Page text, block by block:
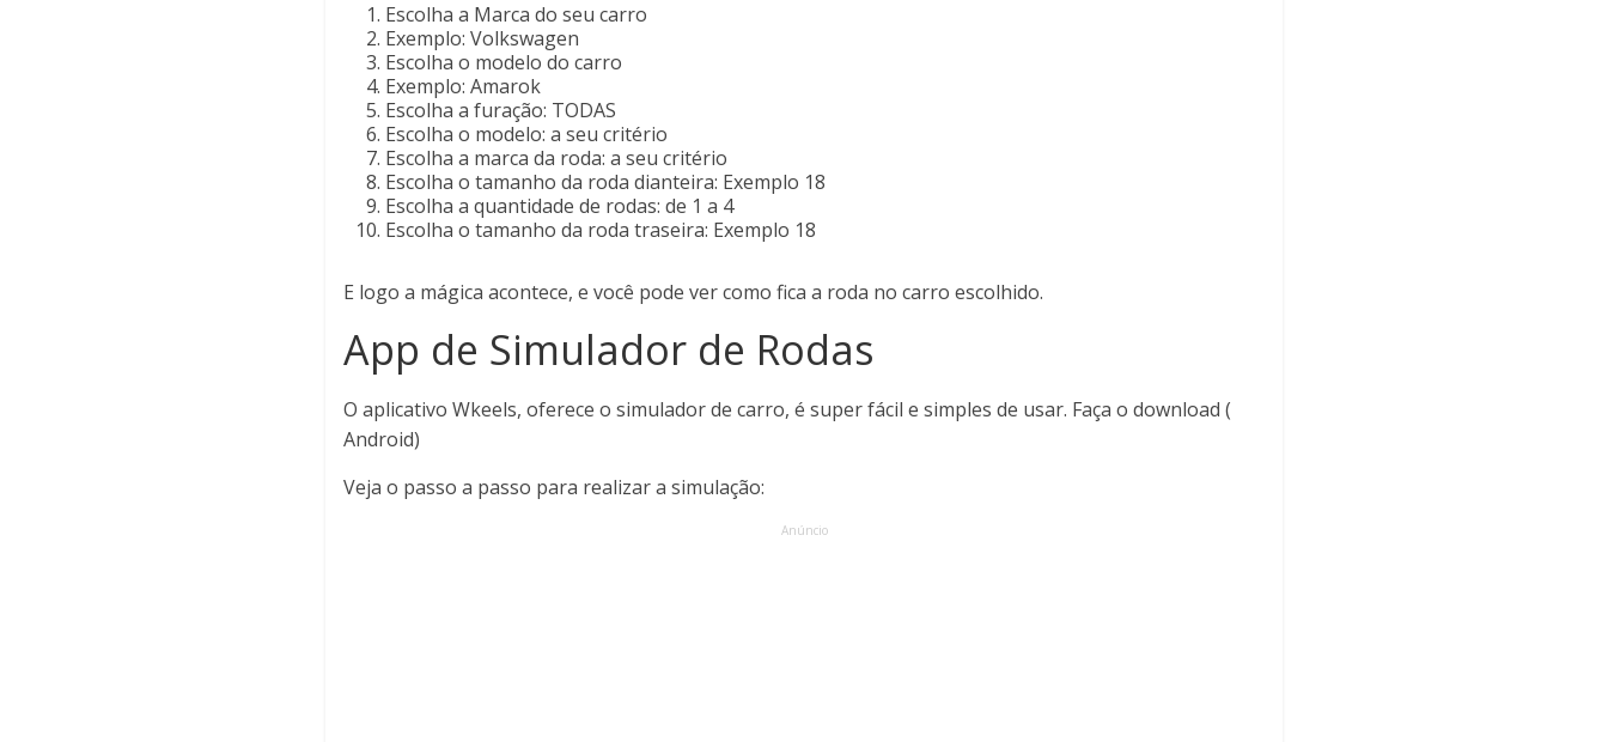
Escolha a Marca do seu carro
Exemplo: Volkswagen
Escolha o modelo do carro
Exemplo: Amarok
Escolha a furação: TODAS
Escolha o modelo: a seu critério
Escolha a marca da roda: a seu critério
Escolha o tamanho da roda dianteira: Exemplo 18
Escolha a quantidade de rodas: de 1 a 4
Escolha o tamanho da roda traseira: Exemplo 18
E logo a mágica acontece, e você pode ver como fica a roda no carro escolhido.
App de Simulador de Rodas
O aplicativo Wkeels, oferece o simulador de carro, é super fácil e simples de usar. Faça o download (
Android)
Veja o passo a passo para realizar a simulação:
Anúncio